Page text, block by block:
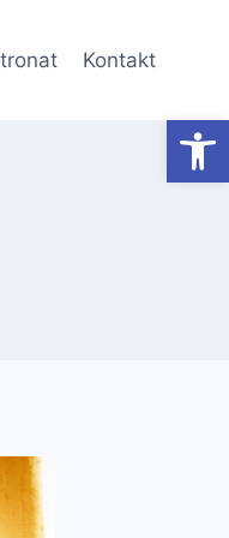
Kontakt